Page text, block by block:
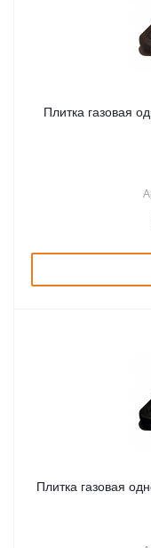
Плитка газовая
Плитка газовая